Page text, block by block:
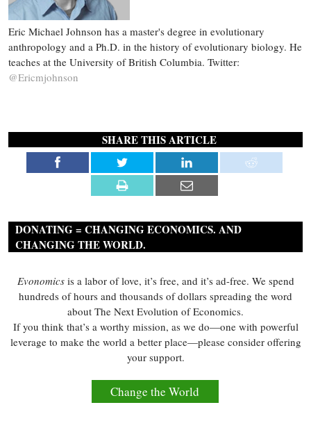
Eric Michael Johnson has a master's degree in evolutionary
anthropology and a Ph.D. in the history of evolutionary biology. He
teaches at the University of British Columbia. Twitter:
@Ericmjohnson
SHARE THIS ARTICLE
DONATING = CHANGING ECONOMICS. AND
CHANGING THE WORLD.
Evonomicsis a labor of love, it’s free, and it’s ad-free. We spend
hundreds of hours and thousands of dollars spreading the word
about The Next Evolution of Economics.
If you think that’s a worthy mission, as we do—one with powerful
leverage to make the world a better place—please consider offering
your support.
Change the World